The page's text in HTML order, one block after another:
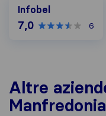
Infobel
7,0 6
Altre
Manfredonia